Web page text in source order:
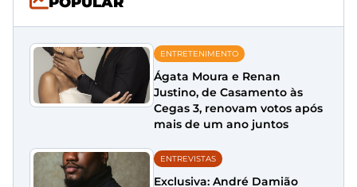
ENTRETENIMENTO
Ágata Moura e Renan
Justino, de Casamento às
Cegas 3, renovam votos após
mais de um ano juntos
ENTREVISTAS
Exclusiva: André Damião